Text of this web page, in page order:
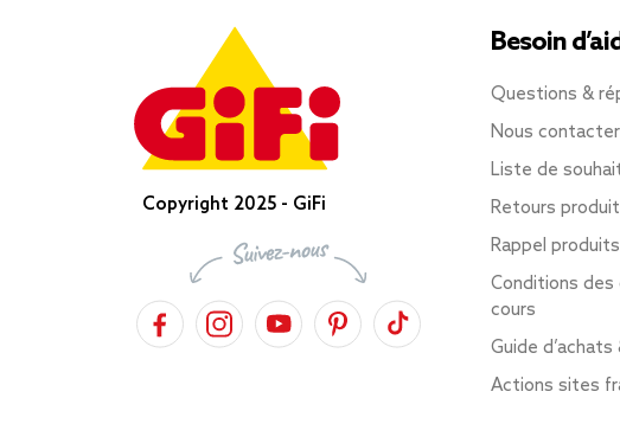
Copyright 2025 - GiFi
Besoin
Questions &
Nous contacter
Liste de
Retours
Rappel produits
Conditions
cours
Guide d’achats
Actions sites